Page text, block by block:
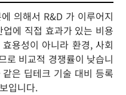
의해서 R&D 가 이루어지
에 직접 효과가 있는 비용
용성이 아니라 환경, 사회
로 비교적 경쟁률이 낮습니
은 딥테크 기술 대비 등록
입니다.